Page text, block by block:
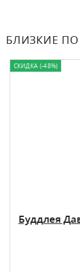
БЛИЗКИЕ
СКИДКА (-48%)
Буддлея